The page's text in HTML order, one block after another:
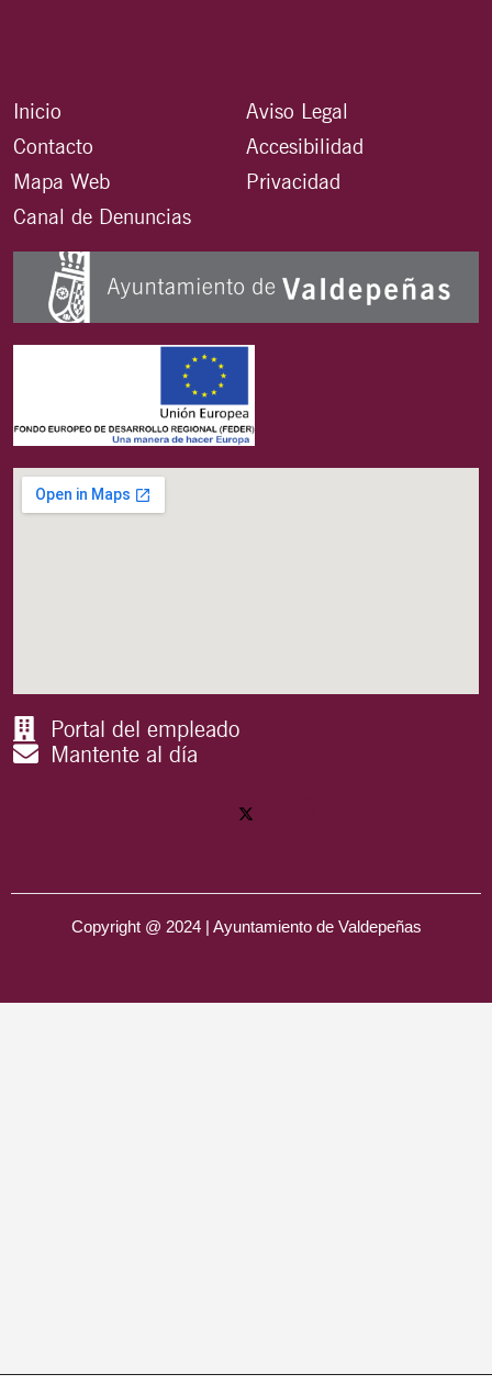
Inicio
Contacto
Mapa Web
Canal de Denuncias
Aviso Legal
Accesibilidad
Privacidad
Portal del empleado
Mantente al día
Copyright @ 2024 | Ayuntamiento de Valdepeñas